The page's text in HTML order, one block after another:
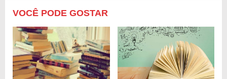
VOCÊ PODE GOSTAR